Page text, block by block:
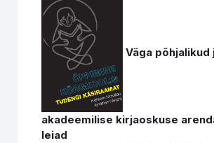
Väga põhjalikud
akadeemilise kirjaoskuse
leiad